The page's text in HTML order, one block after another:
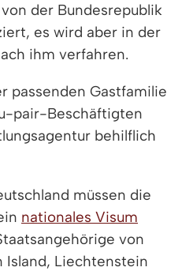
der Bundesrepublik
es wird aber in der
ihm verfahren.
passenden Gastfamilie
pair-Beschäftigten
behilflich
müssen die
nationales Visum
von
Liechtenstein